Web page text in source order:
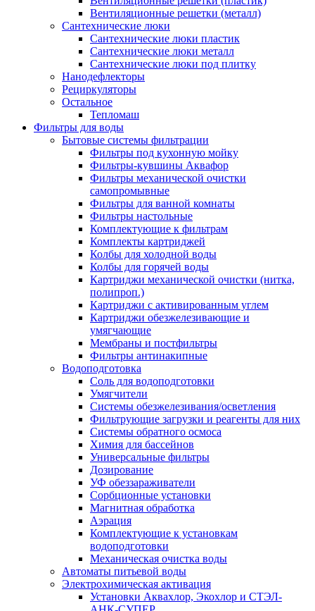
Вентиляционные решетки (металл)
Сантехнические люки
Сантехнические люки пластик
Сантехнические люки металл
Сантехнические люки под плитку
Нанодефлекторы
Рециркуляторы
Остальное
Тепломаш
Фильтры для воды
Бытовые системы фильтрации
Фильтры под кухонную мойку
Фильтры-кувшины Аквафор
Фильтры механической очистки
самопромывные
Фильтры для ванной комнаты
Фильтры настольные
Комплектующие к фильтрам
Комплекты картриджей
Колбы для холодной воды
Колбы для горячей воды
Картриджи механической очистки (нитка,
полипроп.)
Картриджи с активированным углем
Картриджи обезжелезивающие и
умягчающие
Мембраны и постфильтры
Фильтры антинакипные
Водоподготовка
Соль для водоподготовки
Умягчители
Системы обезжелезивания/осветления
Фильтрующие загрузки и реагенты для них
Системы обратного осмоса
Химия для бассейнов
Универсальные фильтры
Дозирование
УФ обеззараживатели
Сорбционные установки
Магнитная обработка
Аэрация
Комплектующие к установкам
водоподготовки
Механическая очистка воды
Автоматы питьевой воды
Электрохимическая активация
Установки Аквахлор, Экохлор и СТЭЛ-